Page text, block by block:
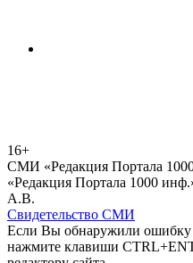
16+
СМИ «Редакция Портала
«Редакция Портала 1000
А.В.
Свидетельство СМИ
Если Вы обнаружили ошибку
нажмите клавиши